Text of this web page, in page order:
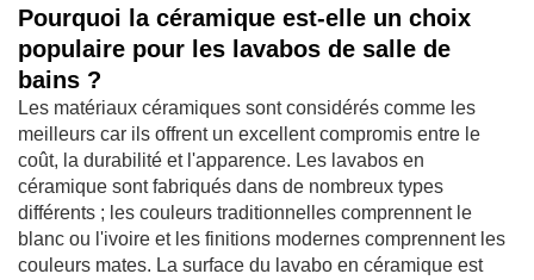
Pourquoi la céramique est-elle un choix
populaire pour les lavabos de salle de
bains ?
Les matériaux céramiques sont considérés comme les
meilleurs car ils offrent un excellent compromis entre le
coût, la durabilité et l'apparence. Les lavabos en
céramique sont fabriqués dans de nombreux types
différents ; les couleurs traditionnelles comprennent le
blanc ou l'ivoire et les finitions modernes comprennent les
couleurs mates. La surface du lavabo en céramique est